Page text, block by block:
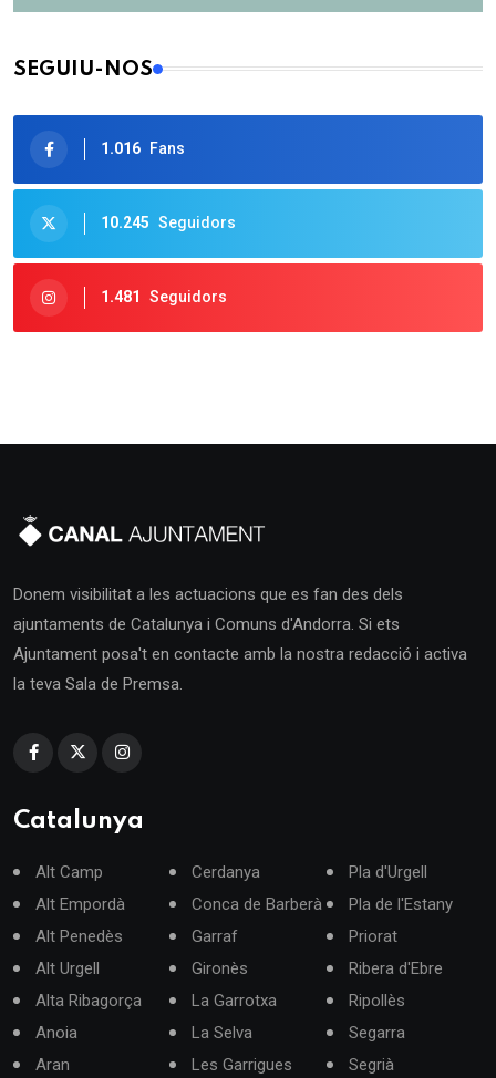
SEGUIU-NOS
1.016 Fans
10.245 Seguidors
1.481 Seguidors
Donem visibilitat a les actuacions que es fan des dels
ajuntaments de Catalunya i Comuns d'Andorra. Si ets
Ajuntament posa't en contacte amb la nostra redacció i activa
la teva Sala de Premsa.
Catalunya
Alt Camp
Alt Empordà
Alt Penedès
Alt Urgell
Alta Ribagorça
Anoia
Aran
Cerdanya
Conca de Barberà
Garraf
Gironès
La Garrotxa
La Selva
Les Garrigues
Pla d'Urgell
Pla de l'Estany
Priorat
Ribera d'Ebre
Ripollès
Segarra
Segrià